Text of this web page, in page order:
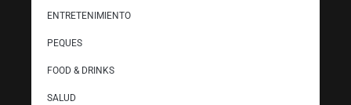
ENTRETENIMIENTO
PEQUES
FOOD & DRINKS
SALUD